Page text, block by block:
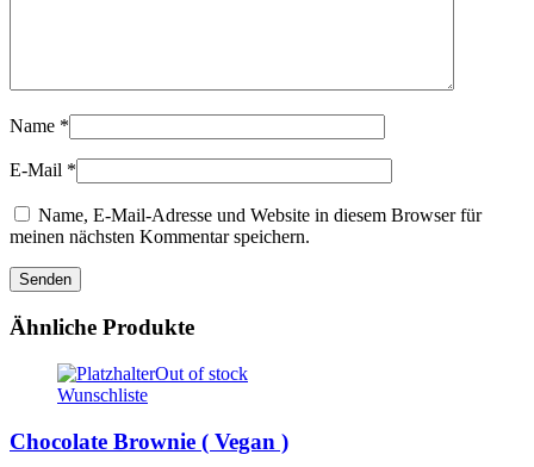
Name *
E-Mail *
Name, E-Mail-Adresse und Website in diesem Browser für
meinen nächsten Kommentar speichern.
Ähnliche Produkte
Out of stock
Wunschliste
Chocolate Brownie ( Vegan )